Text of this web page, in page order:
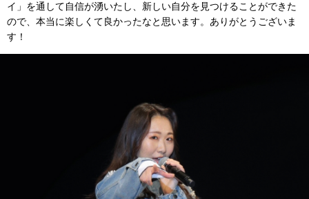
イ」を通して自信が湧いたし、新しい自分を見つけることができた
ので、本当に楽しくて良かったなと思います。ありがとうございま
す！